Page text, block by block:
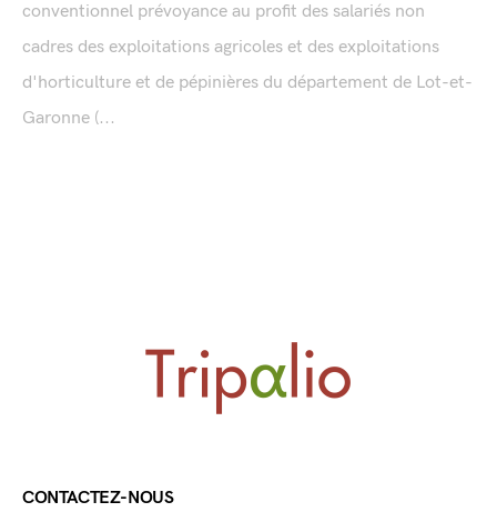
conventionnel prévoyance au profit des salariés non
cadres des exploitations agricoles et des exploitations
d'horticulture et de pépinières du département de Lot-et-
Garonne (...
CONTACTEZ-NOUS